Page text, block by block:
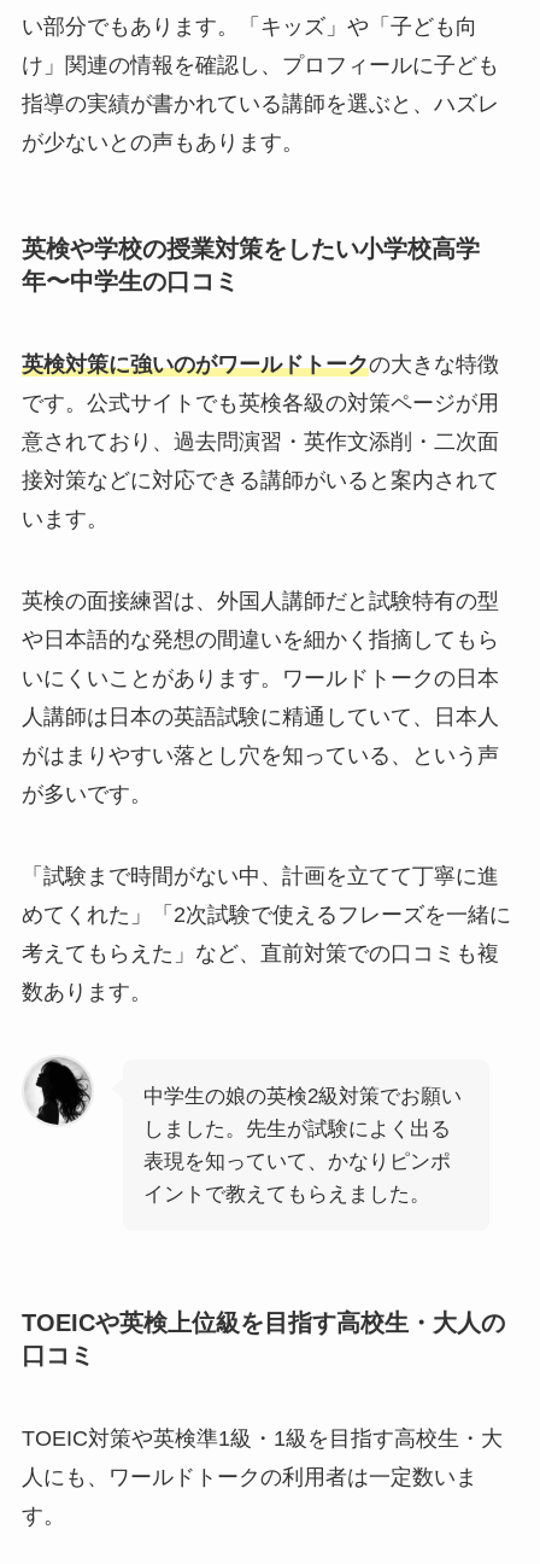
い部分でもあります。「キッズ」や「子ども向
け」関連の情報を確認し、プロフィールに子ども
指導の実績が書かれている講師を選ぶと、ハズレ
が少ないとの声もあります。
英検や学校の授業対策をしたい小学校高学
年〜中学生の口コミ
英検対策に強いのがワールドトークの大きな特徴
です。公式サイトでも英検各級の対策ページが用
意されており、過去問演習・英作文添削・二次面
接対策などに対応できる講師がいると案内されて
います。
英検の面接練習は、外国人講師だと試験特有の型
や日本語的な発想の間違いを細かく指摘してもら
いにくいことがあります。ワールドトークの日本
人講師は日本の英語試験に精通していて、日本人
がはまりやすい落とし穴を知っている、という声
が多いです。
「試験まで時間がない中、計画を立てて丁寧に進
めてくれた」「2次試験で使えるフレーズを一緒に
考えてもらえた」など、直前対策での口コミも複
数あります。
中学生の娘の英検2級対策でお願い
しました。先生が試験によく出る
表現を知っていて、かなりピンポ
イントで教えてもらえました。
TOEICや英検上位級を目指す高校生・大人の
口コミ
TOEIC対策や英検準1級・1級を目指す高校生・大
人にも、ワールドトークの利用者は一定数いま
す。